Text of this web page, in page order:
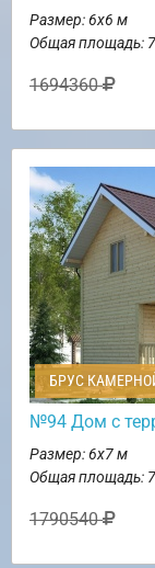
Размер: 6х6 м
Общая площадь:
1694360
БРУС
№94 Дом с
Размер: 6х7 м
Общая площадь:
1790540